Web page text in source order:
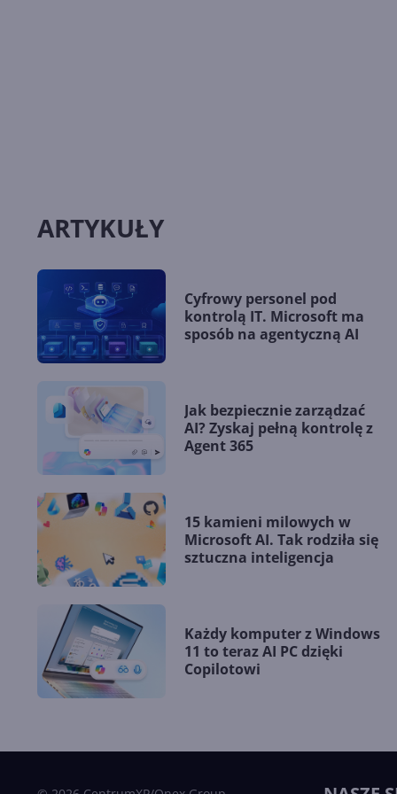
ARTYKUŁY
Cyfrowy personel pod
kontrolą IT. Microsoft ma
sposób na agentyczną AI
Jak bezpiecznie zarządzać
AI? Zyskaj pełną kontrolę z
Agent 365
15 kamieni milowych w
Microsoft AI. Tak rodziła się
sztuczna inteligencja
Każdy komputer z Windows
11 to teraz AI PC dzięki
Copilotowi